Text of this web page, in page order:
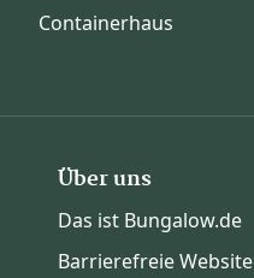
Containerhaus
Über uns
Das ist Bungalow.de
Barrierefreie Website